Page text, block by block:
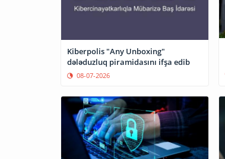
Kiberpolis "Any Unboxing"
dələduzluq piramidasını ifşa edib
08-07-2026